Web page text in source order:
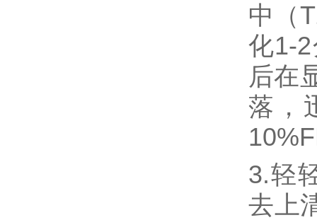
中（
化1-
后在
落，
3.轻
去上